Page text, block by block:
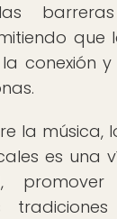
que
conexión y
la música,
es una